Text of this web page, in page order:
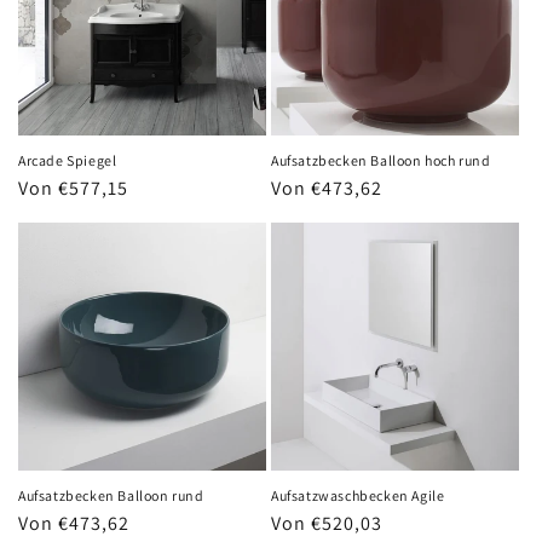
Arcade Spiegel
Normaler
Von €577,15
Aufsatzbecken Balloon hoch rund
Normaler
Von €473,62
Aufsatzbecken Balloon rund
Normaler
Von €473,62
Aufsatzwaschbecken Agile
Normaler
Von €520,03